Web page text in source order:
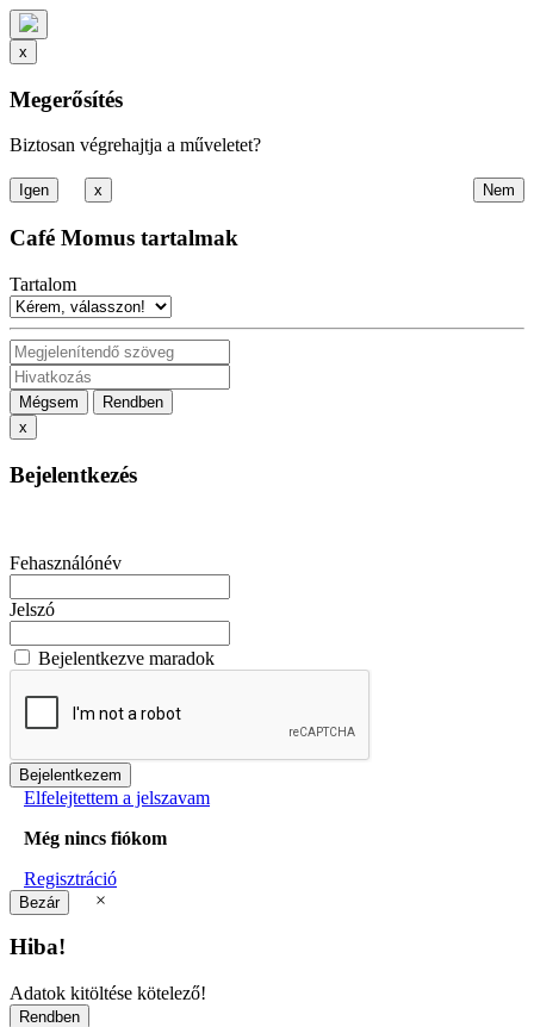
x
Megerősítés
Biztosan végrehajtja a műveletet?
x
Café Momus tartalmak
Tartalom
Mégsem
Rendben
x
Bejelentkezés
Fehasználónév
Jelszó
Bejelentkezve maradok
Elfelejtettem a jelszavam
Még nincs fiókom
Regisztráció
×
Hiba!
Adatok kitöltése kötelező!